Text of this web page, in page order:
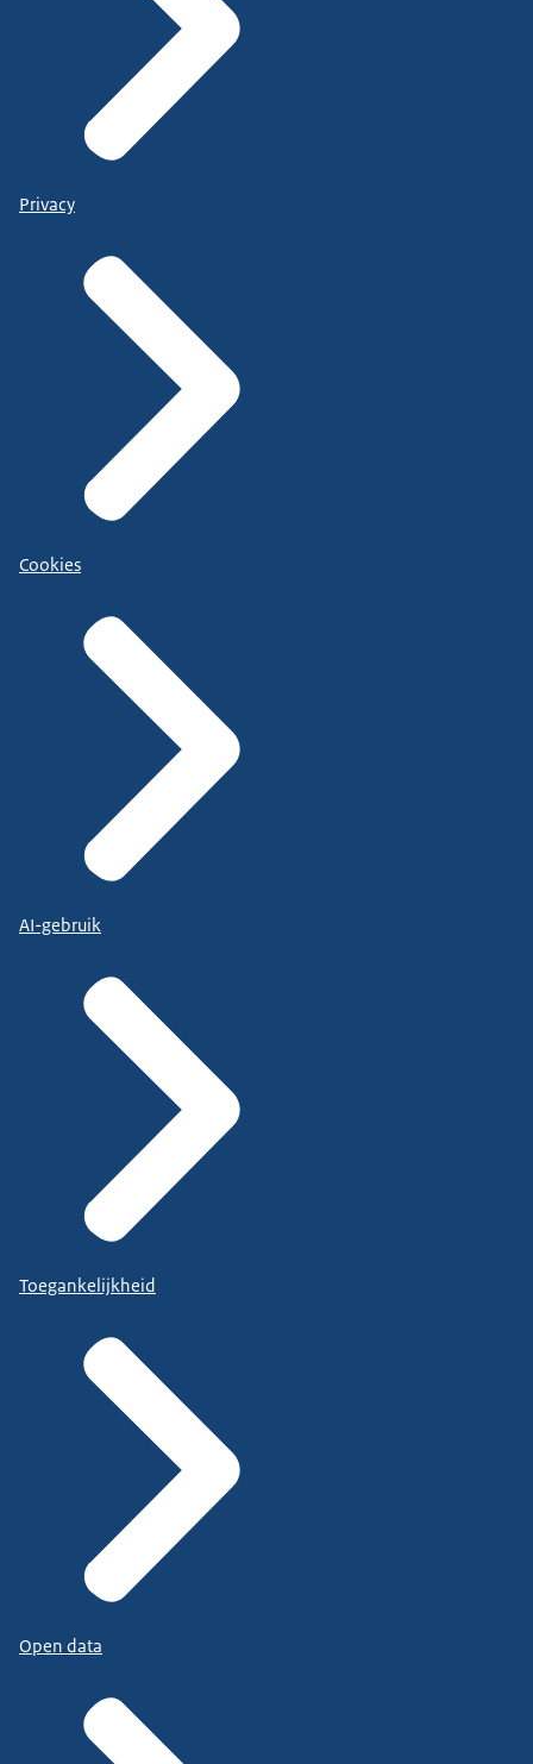
Privacy
Cookies
AI-gebruik
Toegankelijkheid
Open data